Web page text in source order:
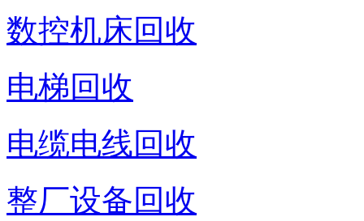
数控机床回收
电梯回收
电缆电线回收
整厂设备回收